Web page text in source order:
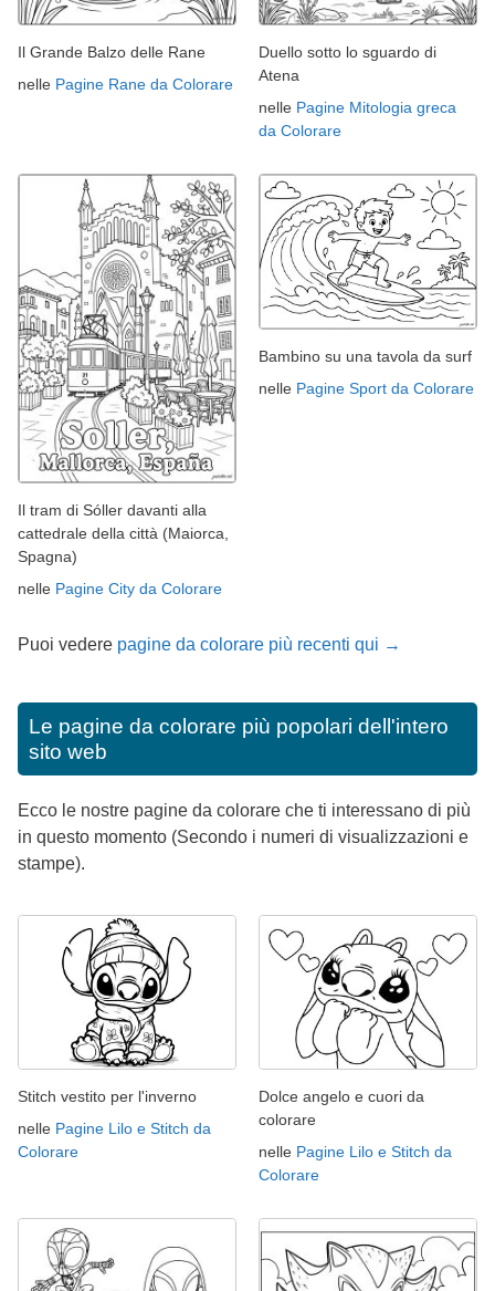
Il Grande Balzo delle Rane
nelle Pagine Rane da Colorare
Duello sotto lo sguardo di
Atena
nelle Pagine Mitologia greca
da Colorare
Il tram di Sóller davanti alla
cattedrale della città (Maiorca,
Spagna)
nelle Pagine City da Colorare
Bambino su una tavola da surf
nelle Pagine Sport da Colorare
Puoi vedere pagine da colorare più recenti qui →
Le pagine da colorare più popolari dell'intero
sito web
Ecco le nostre pagine da colorare che ti interessano di più
in questo momento (Secondo i numeri di visualizzazioni e
stampe).
Stitch vestito per l'inverno
nelle Pagine Lilo e Stitch da
Colorare
Dolce angelo e cuori da
colorare
nelle Pagine Lilo e Stitch da
Colorare